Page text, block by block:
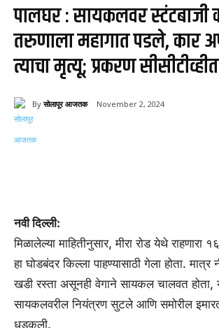
पालघर : सायकलवर
तरुणाला महागात पडले, कार
त्याचा मृत्यू; प्रकरण
By सोलापूर आजतक November 2, 2024
नवी दिल्ली:
मिळालेल्या माहितीनुसार, मीरा रोड येथे राहणारा
हा घोडबंदर किल्ला पाहण्यासाठी गेला होता. मात्र
खडी रस्ता असूनही वेगाने सायकल चालवत होता,
सायकलवरील नियंत्रण सुटले आणि समोरील
धडकली.